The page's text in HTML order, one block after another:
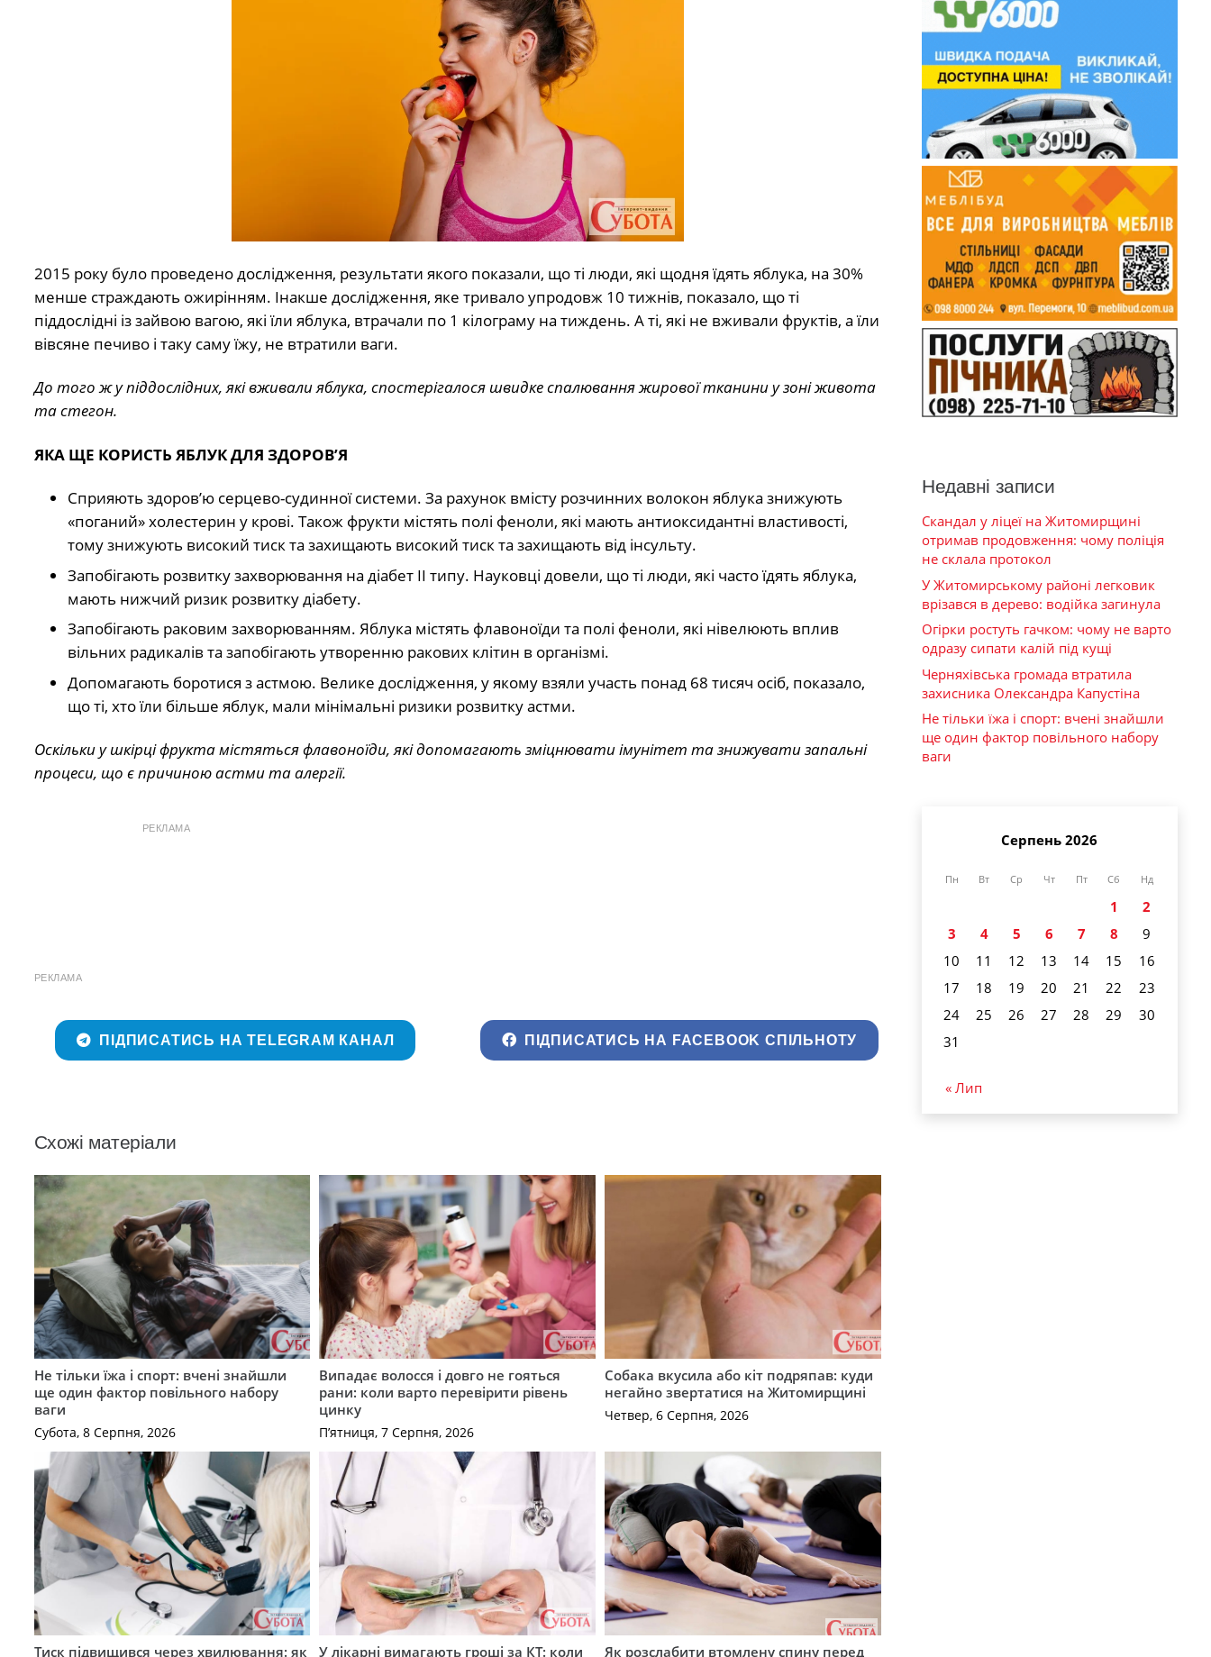
2015 року було проведено дослідження, результати якого показали, що ті люди, які щодня їдять яблука, на 30%
менше страждають ожирінням. Інакше дослідження, яке тривало упродовж 10 тижнів, показало, що ті
піддослідні із зайвою вагою, які їли яблука, втрачали по 1 кілограму на тиждень. А ті, які не вживали фруктів, а їли
вівсяне печиво і таку саму їжу, не втратили ваги.
До того ж у піддослідних, які вживали яблука, спостерігалося швидке спалювання жирової тканини у зоні живота
та стегон.
ЯКА ЩЕ КОРИСТЬ ЯБЛУК ДЛЯ ЗДОРОВ’Я
Сприяють здоров’ю серцево-судинної системи. За рахунок вмісту розчинних волокон яблука знижують
«поганий» холестерин у крові. Також фрукти містять полі феноли, які мають антиоксидантні властивості,
тому знижують високий тиск та захищають високий тиск та захищають від інсульту.
Запобігають розвитку захворювання на діабет ІІ типу. Науковці довели, що ті люди, які часто їдять яблука,
мають нижчий ризик розвитку діабету.
Запобігають раковим захворюванням. Яблука містять флавоноїди та полі феноли, які нівелюють вплив
вільних радикалів та запобігають утворенню ракових клітин в організмі.
Допомагають боротися з астмою. Велике дослідження, у якому взяли участь понад 68 тисяч осіб, показало,
що ті, хто їли більше яблук, мали мінімальні ризики розвитку астми.
Оскільки у шкірці фрукта містяться флавоноїди, які допомагають зміцнювати імунітет та знижувати запальні
процеси, що є причиною астми та алергії.
РЕКЛАМА
РЕКЛАМА
ПІДПИСАТИСЬ НА TELEGRAM КАНАЛ ПІДПИСАТИСЬ НА FACEBOOK СПІЛЬНОТУ
Схожі матеріали
Не тільки їжа і спорт: вчені знайшли
ще один фактор повільного набору
ваги
Субота, 8 Серпня, 2026
Випадає волосся і довго не гояться
рани: коли варто перевірити рівень
цинку
П’ятниця, 7 Серпня, 2026
Собака вкусила або кіт подряпав: куди
негайно звертатися на Житомирщині
Четвер, 6 Серпня, 2026
Тиск підвищився через хвилювання: як У лікарні вимагають гроші за КТ: коли Як розслабити втомлену спину перед
Недавні записи
Скандал у ліцеї на Житомирщині
отримав продовження: чому поліція
не склала протокол
У Житомирському районі легковик
врізався в дерево: водійка загинула
Огірки ростуть гачком: чому не варто
одразу сипати калій під кущі
Черняхівська громада втратила
захисника Олександра Капустіна
Не тільки їжа і спорт: вчені знайшли
ще один фактор повільного набору
ваги
Серпень 2026
Пн Вт Ср Чт Пт Сб Нд
1
2
3
4 5 6 7 8
9
10
11 12 13 14 15
16
17
18 19 20 21 22
23
24
25 26 27 28 29
30
31
« Лип